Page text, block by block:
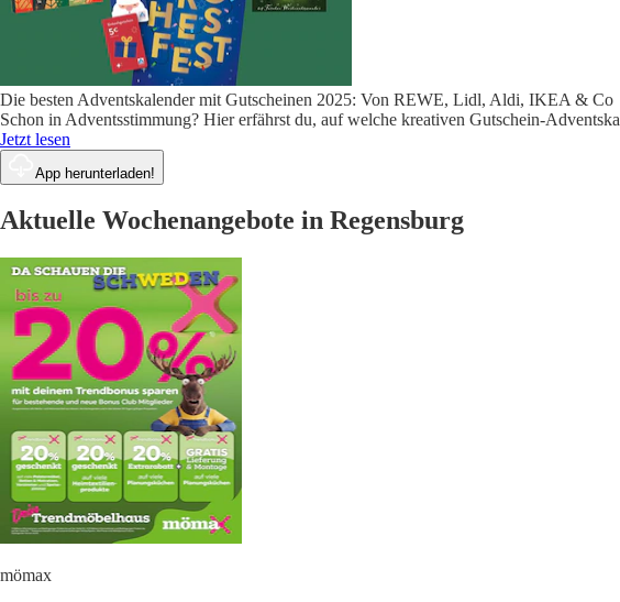
Die besten Adventskalender mit Gutscheinen 2025: Von REWE, Lidl, Aldi, IKEA & Co
Schon in Adventsstimmung? Hier erfährst du, auf welche kreativen Gutschein-
Jetzt lesen
App herunterladen!
Aktuelle Wochenangebote in Regensburg
mömax